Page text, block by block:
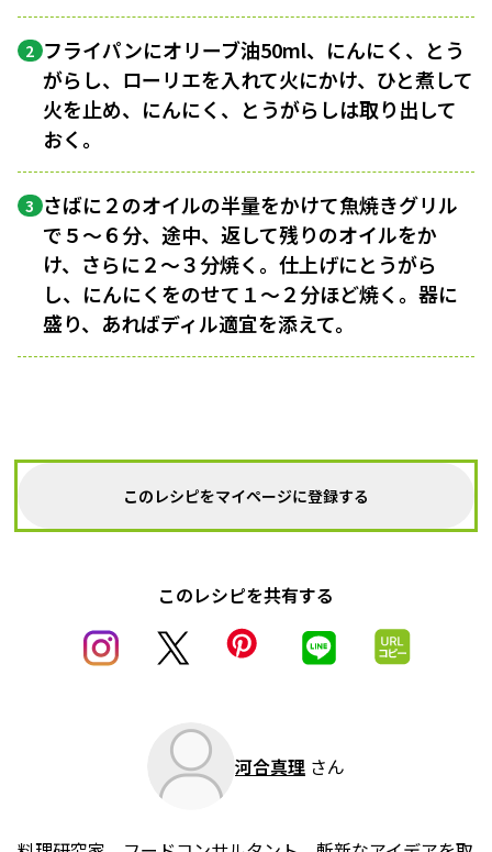
2 フライパンにオリーブ油50ml、にんにく、とう
がらし、ローリエを入れて火にかけ、ひと煮して
火を止め、にんにく、とうがらしは取り出して
おく。
3 さばに２のオイルの半量をかけて魚焼きグリル
で５〜６分、途中、返して残りのオイルをか
け、さらに２〜３分焼く。仕上げにとうがら
し、にんにくをのせて１〜２分ほど焼く。器に
盛り、あればディル適宜を添えて。
このレシピをマイページに登録する
このレシピを共有する
河合真理 さん